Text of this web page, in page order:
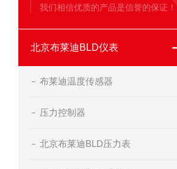
我们相信优质的产品是信誉的保证！
北京布莱迪BLD仪表
布莱迪温度传感器
压力控制器
北京布莱迪BLD压力表